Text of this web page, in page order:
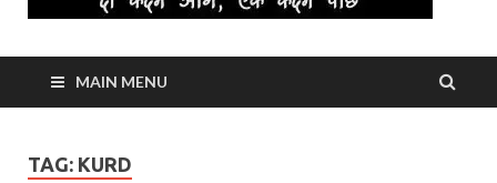
MAIN MENU
TAG: KURD